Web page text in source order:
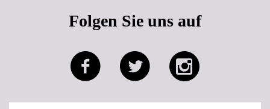
Folgen Sie uns auf